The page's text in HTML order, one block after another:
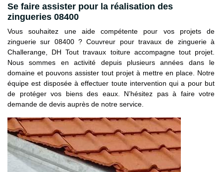
Se faire assister pour la réalisation des
zingueries 08400
Vous souhaitez une aide compétente pour vos projets de
zinguerie sur 08400 ? Couvreur pour travaux de zinguerie à
Challerange, DH Tout travaux toiture accompagne tout projet.
Nous sommes en activité depuis plusieurs années dans le
domaine et pouvons assister tout projet à mettre en place. Notre
équipe est disposée à effectuer toute intervention qui a pour but
de protéger vos biens des eaux. N’hésitez pas à faire votre
demande de devis auprès de notre service.